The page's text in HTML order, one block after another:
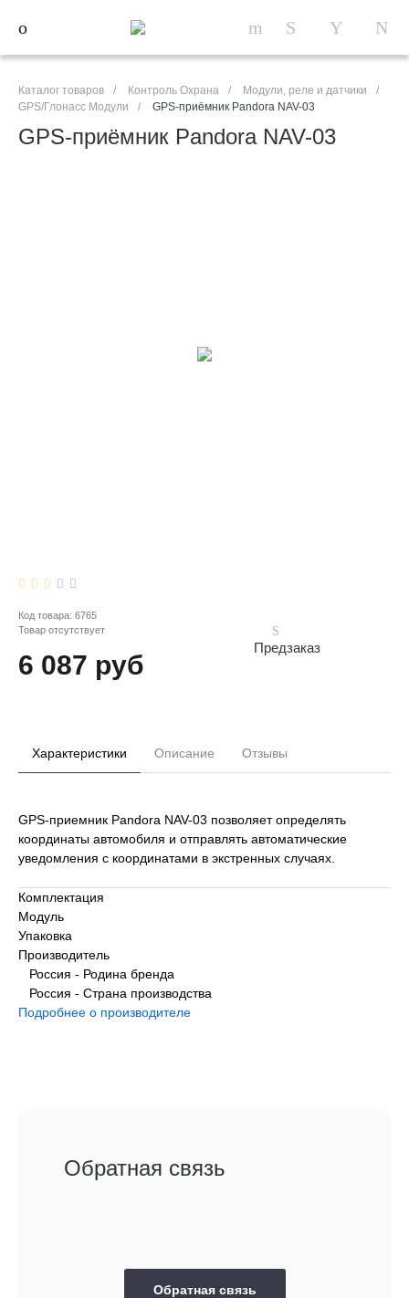
Каталог товаров / Контроль Охрана / Модули, реле и датчики
/
GPS/Глонасс Модули
/ GPS-приёмник Pandora NAV-03
GPS-приёмник Pandora NAV-03
Код товара: 6765
Товар отсутствует
6 087 руб
Предзаказ
Характеристики Описание Отзывы
GPS-приемник Pandora NAV-03 позволяет определять
координаты автомобиля и отправлять автоматические
уведомления с координатами в экстренных случаях.
Комплектация
Модуль
Упаковка
Производитель
Россия - Родина бренда
Россия - Страна производства
Подробнее о производителе
Обратная связь
Обратная связь